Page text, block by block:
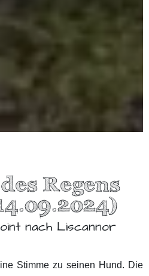
Regens
nach Liscannor
Stimme zu seinen Hund. Die